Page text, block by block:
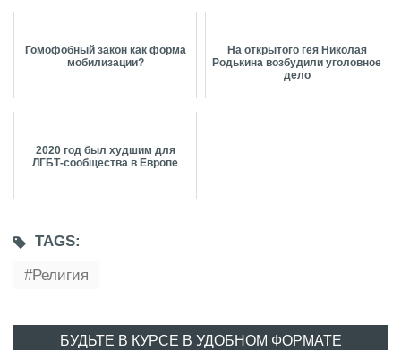
Гомофобный закон как форма
мобилизации?
На открытого гея Николая
Родькина возбудили уголовное
дело
2020 год был худшим для
ЛГБТ-сообщества в Европе
TAGS:
Религия
БУДЬТЕ В КУРСЕ В УДОБНОМ ФОРМАТЕ